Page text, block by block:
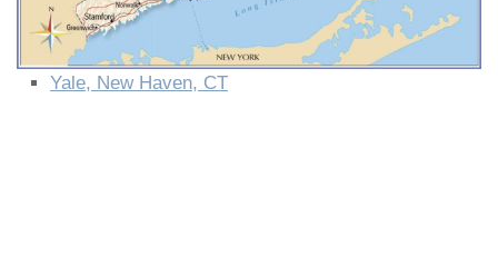
Yale, New Haven, CT